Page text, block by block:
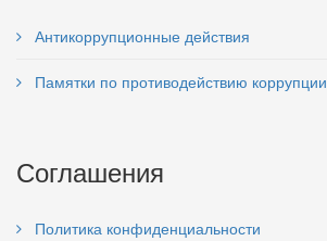
Антикоррупционные действия
Памятки по противодействию коррупции
Соглашения
Политика конфиденциальности